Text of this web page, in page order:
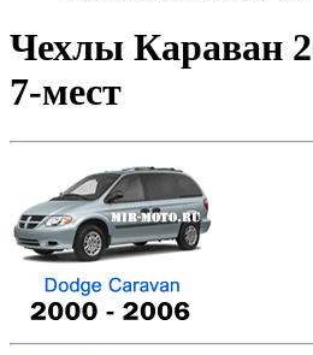
Чехлы Караван
7-мест